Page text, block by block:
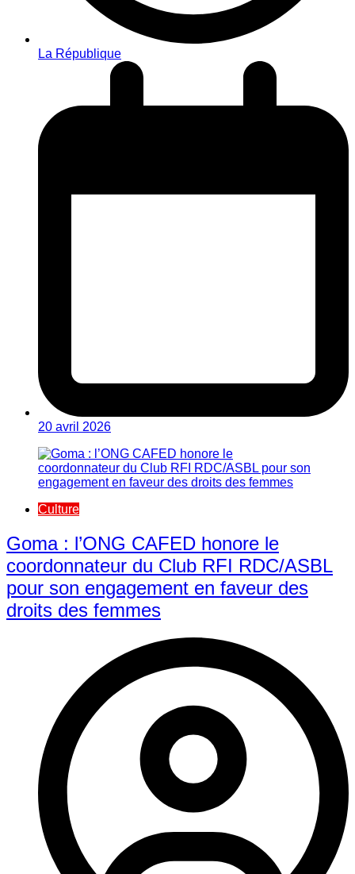
La République
20 avril 2026
Culture
Goma : l’ONG CAFED honore le
coordonnateur du Club RFI RDC/ASBL
pour son engagement en faveur des
droits des femmes